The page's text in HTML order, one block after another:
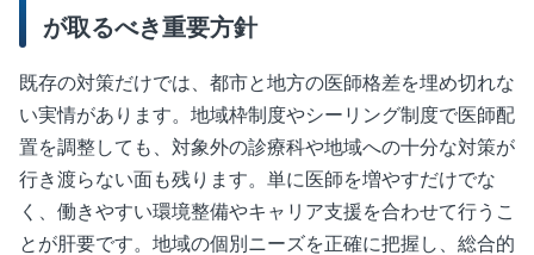
が取るべき重要方針
既存の対策だけでは、都市と地方の医師格差を埋め切れな
い実情があります。地域枠制度やシーリング制度で医師配
置を調整しても、対象外の診療科や地域への十分な対策が
行き渡らない面も残ります。単に医師を増やすだけでな
く、働きやすい環境整備やキャリア支援を合わせて行うこ
とが肝要です。地域の個別ニーズを正確に把握し、総合的